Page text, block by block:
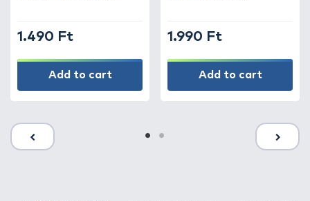
1.490 Ft
Add to cart
1.990 Ft
Add to cart